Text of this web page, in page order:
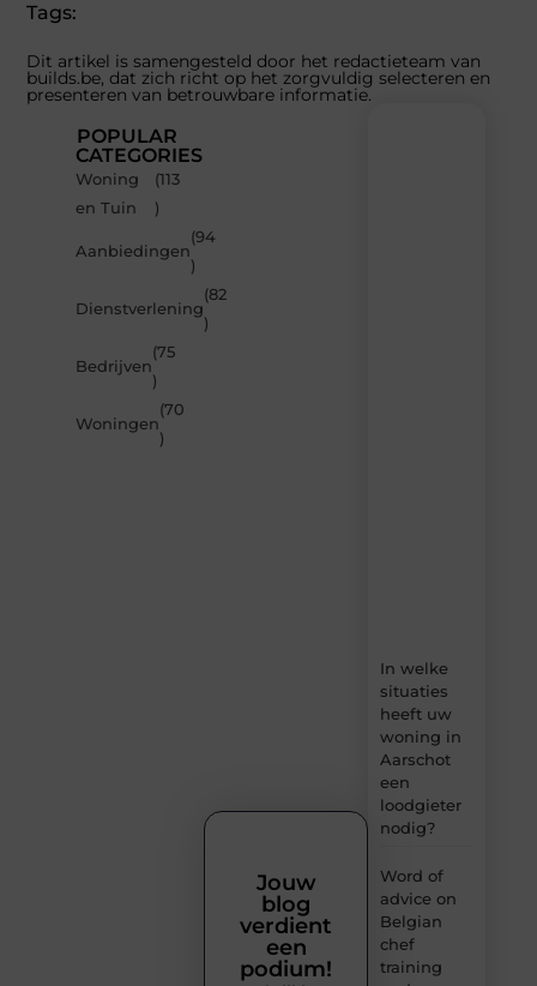
Tags:
Dit artikel is samengesteld door het redactieteam van
builds.be, dat zich richt op het zorgvuldig selecteren en
presenteren van betrouwbare informatie.
POPULAR
CATEGORIES
Woning
en Tuin
(113
)
Aanbiedingen
(94
)
Dienstverlening
(82
)
Bedrijven
(75
)
Woningen
(70
)
In welke
situaties
heeft uw
woning in
Aarschot
een
loodgieter
nodig?
Word of
advice on
Belgian
chef
training
Jouw
blog
verdient
een
podium!